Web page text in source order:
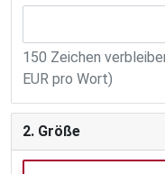
150 Zeichen
EUR pro Wort)
2. Größe